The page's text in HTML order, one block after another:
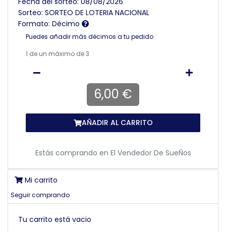
Sorteo: SORTEO DE LOTERIA NACIONAL
Formato: Décimo
Puedes añadir más décimos a tu pedido
1 de un máximo de 3
6,00 €
AÑADIR AL CARRITO
Estás comprando en El Vendedor De SueÑos
Mi carrito
Seguir comprando
Tu carrito está vacio